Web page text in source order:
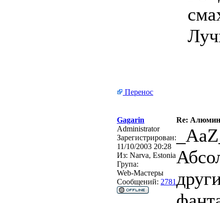
Перенос
Gagarin
Re:
Administrator
Зарегистрирован:
11/10/2003 20:28
Из: Narva, Estonia
Група:
Web-Мастеры
Сообщений: 2781